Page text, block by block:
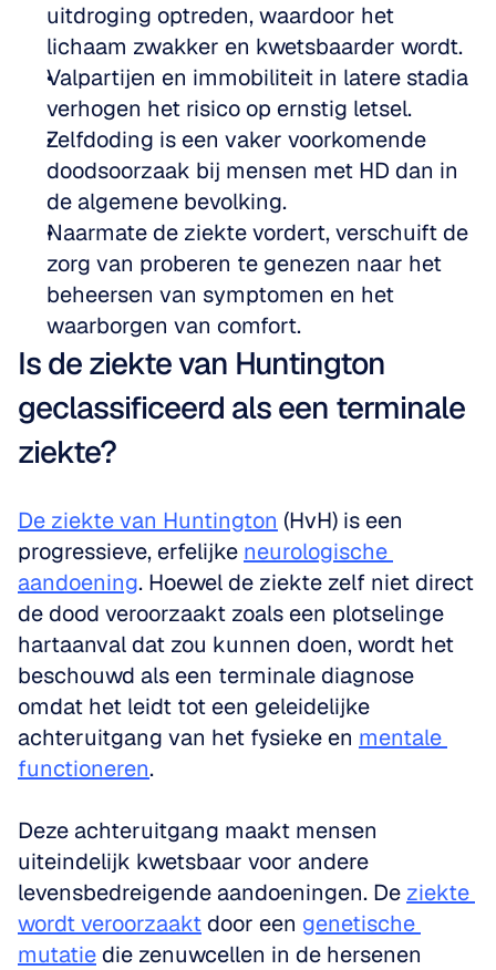
uitdroging optreden, waardoor het
lichaam zwakker en kwetsbaarder wordt.
Valpartijen en immobiliteit in latere stadia
verhogen het risico op ernstig letsel.
Zelfdoding is een vaker voorkomende
doodsoorzaak bij mensen met HD dan in
de algemene bevolking.
Naarmate de ziekte vordert, verschuift de
zorg van proberen te genezen naar het
beheersen van symptomen en het
waarborgen van comfort.
Is de ziekte van Huntington
geclassificeerd als een terminale
ziekte?
De ziekte van Huntington (HvH) is een
progressieve, erfelijke neurologische
aandoening. Hoewel de ziekte zelf niet direct
de dood veroorzaakt zoals een plotselinge
hartaanval dat zou kunnen doen, wordt het
beschouwd als een terminale diagnose
omdat het leidt tot een geleidelijke
achteruitgang van het fysieke en mentale
functioneren.
Deze achteruitgang maakt mensen
uiteindelijk kwetsbaar voor andere
levensbedreigende aandoeningen. De ziekte
wordt veroorzaakt door een genetische
mutatie die zenuwcellen in de hersenen